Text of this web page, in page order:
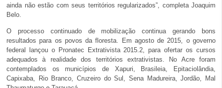
ainda não estão com seus territórios regularizados”, completa Joaquim
Belo.
O processo continuado de mobilização continua gerando bons
resultados para os povos da floresta. Em agosto de 2015, o governo
federal lançou o Pronatec Extrativista 2015.2, para ofertar os cursos
adequados à realidade dos territórios extrativistas. No Acre foram
contemplados os municípios de Xapuri, Brasileia, Epitaciolândia,
Capixaba, Rio Branco, Cruzeiro do Sul, Sena Madureira, Jordão, Mal